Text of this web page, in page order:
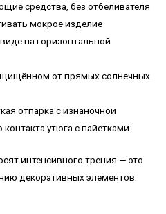
средства, без отбеливателя
мокрое изделие
на горизонтальной
от прямых солнечных
отпарка с изнаночной
утюга с пайетками
интенсивного трения — это
декоративных элементов.